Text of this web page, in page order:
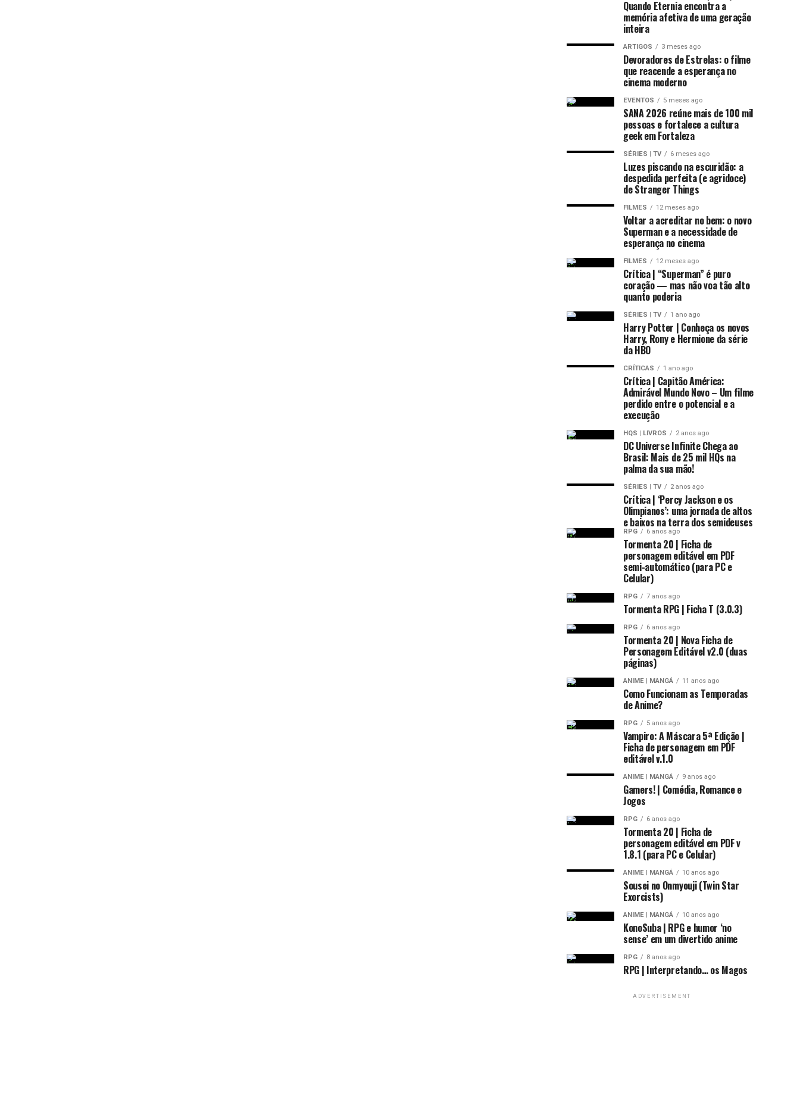
Quando Eternia encontra a
memória afetiva de uma geração
inteira
ARTIGOS 3 meses ago
Devoradores de Estrelas: o filme
que reacende a esperança no
cinema moderno
EVENTOS 5 meses ago
SANA 2026 reúne mais de 100 mil
pessoas e fortalece a cultura
geek em Fortaleza
SÉRIES | TV 6 meses ago
Luzes piscando na escuridão: a
despedida perfeita (e agridoce)
de Stranger Things
FILMES 12 meses ago
Voltar a acreditar no bem: o novo
Superman e a necessidade de
esperança no cinema
FILMES 12 meses ago
Crítica | “Superman” é puro
coração — mas não voa tão alto
quanto poderia
SÉRIES | TV 1 ano ago
Harry Potter | Conheça os novos
Harry, Rony e Hermione da série
da HBO
CRÍTICAS 1 ano ago
Crítica | Capitão América:
Admirável Mundo Novo – Um filme
perdido entre o potencial e a
execução
HQS | LIVROS 2 anos ago
DC Universe Infinite Chega ao
Brasil: Mais de 25 mil HQs na
palma da sua mão!
SÉRIES | TV 2 anos ago
Crítica | ‘Percy Jackson e os
Olimpianos’: uma jornada de altos
e baixos na terra dos semideuses
RPG 6 anos ago
Tormenta 20 | Ficha de
personagem editável em PDF
semi-automático (para PC e
Celular)
RPG 7 anos ago
Tormenta RPG | Ficha T (3.0.3)
RPG 6 anos ago
Tormenta 20 | Nova Ficha de
Personagem Editável v2.0 (duas
páginas)
ANIME | MANGÁ 11 anos ago
Como Funcionam as Temporadas
de Anime?
RPG 5 anos ago
Vampiro: A Máscara 5ª Edição |
Ficha de personagem em PDF
editável v.1.0
ANIME | MANGÁ 9 anos ago
Gamers! | Comédia, Romance e
Jogos
RPG 6 anos ago
Tormenta 20 | Ficha de
personagem editável em PDF v
1.8.1 (para PC e Celular)
ANIME | MANGÁ 10 anos ago
Sousei no Onmyouji (Twin Star
Exorcists)
ANIME | MANGÁ 10 anos ago
KonoSuba | RPG e humor ‘no
sense’ em um divertido anime
RPG 8 anos ago
RPG | Interpretando… os Magos
ADVERTISEMENT